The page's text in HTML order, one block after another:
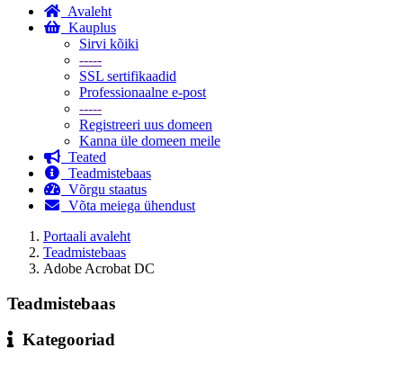
Avaleht
Kauplus
Sirvi kõiki
-----
SSL sertifikaadid
Professionaalne e-post
-----
Registreeri uus domeen
Kanna üle domeen meile
Teated
Teadmistebaas
Võrgu staatus
Võta meiega ühendust
Portaali avaleht
Teadmistebaas
Adobe Acrobat DC
Teadmistebaas
Kategooriad